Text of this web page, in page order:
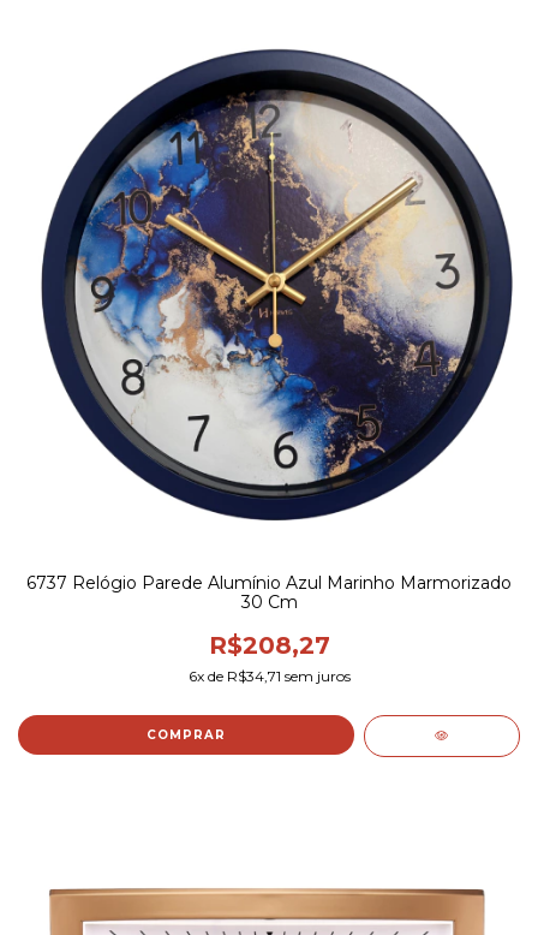
6737 Relógio Parede Alumínio Azul Marinho Marmorizado
30 Cm
R$208,27
6x de R$34,71 sem juros